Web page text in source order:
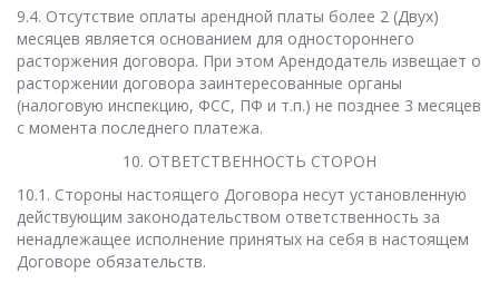
9.4. Отсутствие оплаты арендной платы более 2 (Двух)
месяцев является основанием для одностороннего
расторжения договора. При этом Арендодатель извещает о
расторжении договора заинтересованные органы
(налоговую инспекцию, ФСС, ПФ и т.п.) не позднее 3 месяцев
с момента последнего платежа.
10. ОТВЕТСТВЕННОСТЬ СТОРОН
10.1. Стороны настоящего Договора несут установленную
действующим законодательством ответственность за
ненадлежащее исполнение принятых на себя в настоящем
Договоре обязательств.